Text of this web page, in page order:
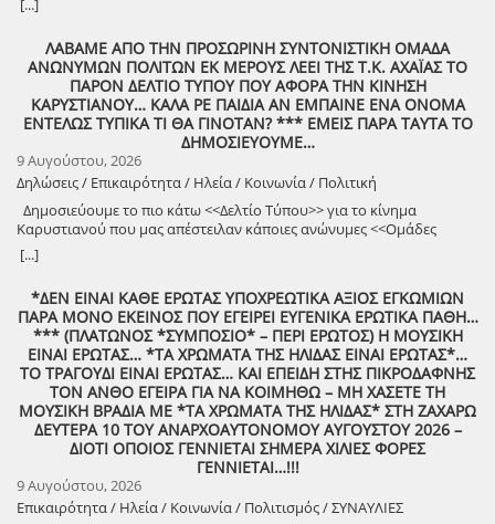
patriot!!
[...]
ΛΑΒΑΜΕ ΑΠΟ ΤΗΝ ΠΡΟΣΩΡΙΝΗ ΣΥΝΤΟΝΙΣΤΙΚΗ ΟΜΑΔΑ
ΑΝΩΝΥΜΩΝ ΠΟΛΙΤΩΝ ΕΚ ΜΕΡΟΥΣ ΛΕΕΙ ΤΗΣ Τ.Κ. ΑΧΑΪΑΣ ΤΟ
ΠΑΡΟΝ ΔΕΛΤΙΟ ΤΥΠΟΥ ΠΟΥ ΑΦΟΡΑ ΤΗΝ ΚΙΝΗΣΗ
ΚΑΡΥΣΤΙΑΝΟΥ… ΚΑΛΑ ΡΕ ΠΑΙΔΙΑ ΑΝ ΕΜΠΑΙΝΕ ΕΝΑ ΟΝΟΜΑ
ΕΝΤΕΛΩΣ ΤΥΠΙΚΑ ΤΙ ΘΑ ΓΙΝΟΤΑΝ? *** ΕΜΕΙΣ ΠΑΡΑ ΤΑΥΤΑ ΤΟ
ΔΗΜΟΣΙΕΥΟΥΜΕ…
9 Αυγούστου, 2026
Δηλώσεις / Επικαιρότητα / Ηλεία / Κοινωνία / Πολιτική
Δημοσιεύουμε το πιο κάτω <<Δελτίο Τύπου>> για το κίνημα
Καρυστιανού που μας απέστειλαν κάποιες ανώνυμες <<Ομάδες
Πολιτών>>!
[...]
*ΔΕΝ ΕΙΝΑΙ ΚΑΘΕ ΕΡΩΤΑΣ ΥΠΟΧΡΕΩΤΙΚΑ ΑΞΙΟΣ ΕΓΚΩΜΙΩΝ
ΠΑΡΑ ΜΟΝΟ ΕΚΕΙΝΟΣ ΠΟΥ ΕΓΕΙΡΕΙ ΕΥΓΕΝΙΚΑ ΕΡΩΤΙΚΑ ΠΑΘΗ…
*** (ΠΛΑΤΩΝΟΣ *ΣΥΜΠΟΣΙΟ* – ΠΕΡΙ ΕΡΩΤΟΣ) Η ΜΟΥΣΙΚΗ
ΕΙΝΑΙ ΕΡΩΤΑΣ… *ΤΑ ΧΡΩΜΑΤΑ ΤΗΣ ΗΛΙΔΑΣ ΕΙΝΑΙ ΕΡΩΤΑΣ*…
ΤΟ ΤΡΑΓΟΥΔΙ ΕΙΝΑΙ ΕΡΩΤΑΣ… ΚΑΙ ΕΠΕΙΔΗ ΣΤΗΣ ΠΙΚΡΟΔΑΦΝΗΣ
ΤΟΝ ΑΝΘΟ ΕΓΕΙΡΑ ΓΙΑ ΝΑ ΚΟΙΜΗΘΩ – ΜΗ ΧΑΣΕΤΕ ΤΗ
ΜΟΥΣΙΚΗ ΒΡΑΔΙΑ ΜΕ *ΤΑ ΧΡΩΜΑΤΑ ΤΗΣ ΗΛΙΔΑΣ* ΣΤΗ ΖΑΧΑΡΩ
ΔΕΥΤΕΡΑ 10 ΤΟΥ ΑΝΑΡΧΟΑΥΤΟΝΟΜΟΥ ΑΥΓΟΥΣΤΟΥ 2026 –
ΔΙΟΤΙ ΟΠΟΙΟΣ ΓΕΝΝΙΕΤΑΙ ΣΗΜΕΡΑ ΧΙΛΙΕΣ ΦΟΡΕΣ
ΓΕΝΝΙΕΤΑΙ…!!!
9 Αυγούστου, 2026
Επικαιρότητα / Ηλεία / Κοινωνία / Πολιτισμός / ΣΥΝΑΥΛΙΕΣ